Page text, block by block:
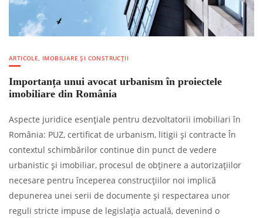
ARTICOLE, IMOBILIARE ȘI CONSTRUCȚII
Importanța unui avocat urbanism în proiectele
imobiliare din România
Aspecte juridice esențiale pentru dezvoltatorii imobiliari în
România: PUZ, certificat de urbanism, litigii și contracte În
contextul schimbărilor continue din punct de vedere
urbanistic și imobiliar, procesul de obținere a autorizațiilor
necesare pentru începerea construcțiilor noi implică
depunerea unei serii de documente și respectarea unor
reguli stricte impuse de legislația actuală, devenind o